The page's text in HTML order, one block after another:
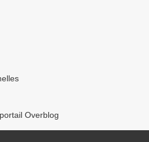
Overblog